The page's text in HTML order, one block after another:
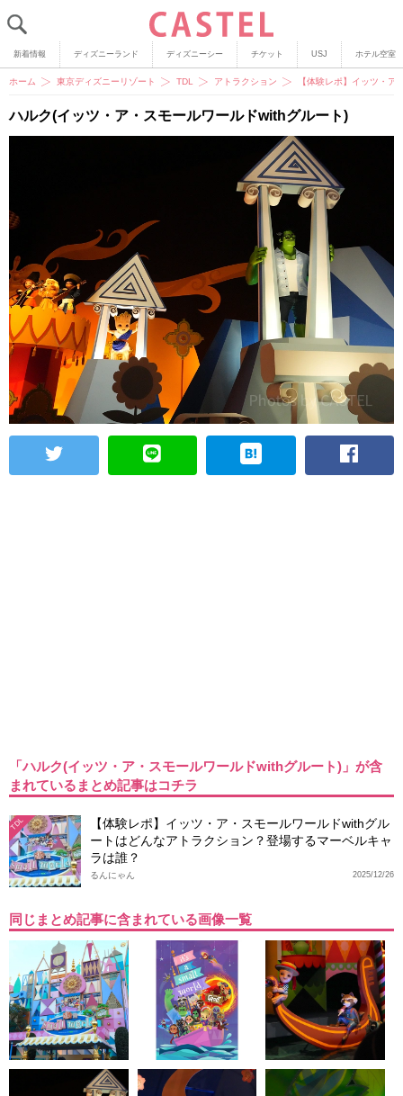
新着情報 ディズニーランド ディズニーシー チケット USJ ホテル空室
ホーム 東京ディズニーリゾート TDL アトラクション 【体験レポ】イッツ・
ハルク(イッツ・ア・スモールワールドwithグルート)
「ハルク(イッツ・ア・スモールワールドwithグルート)」が含
まれているまとめ記事はコチラ
TDL
【体験レポ】イッツ・ア・スモールワールドwithグル
ートはどんなアトラクション？登場するマーベルキャ
ラは誰？
2025/12/26
るんにゃん
同じまとめ記事に含まれている画像一覧